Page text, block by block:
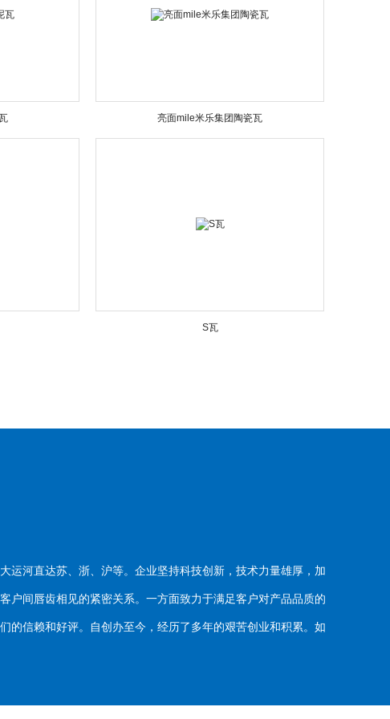
亮面mile米乐集团陶瓷瓦
S瓦
河直达苏、浙、沪等。企业坚持科技创新，技术力量雄厚，加
间唇齿相见的紧密关系。一方面致力于满足客户对产品品质的
信赖和好评。自创办至今，经历了多年的艰苦创业和积累。如